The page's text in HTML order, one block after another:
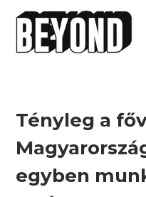
Tényleg a
egyben